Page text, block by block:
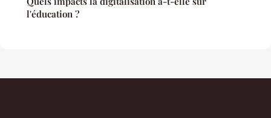
l'éducation ?